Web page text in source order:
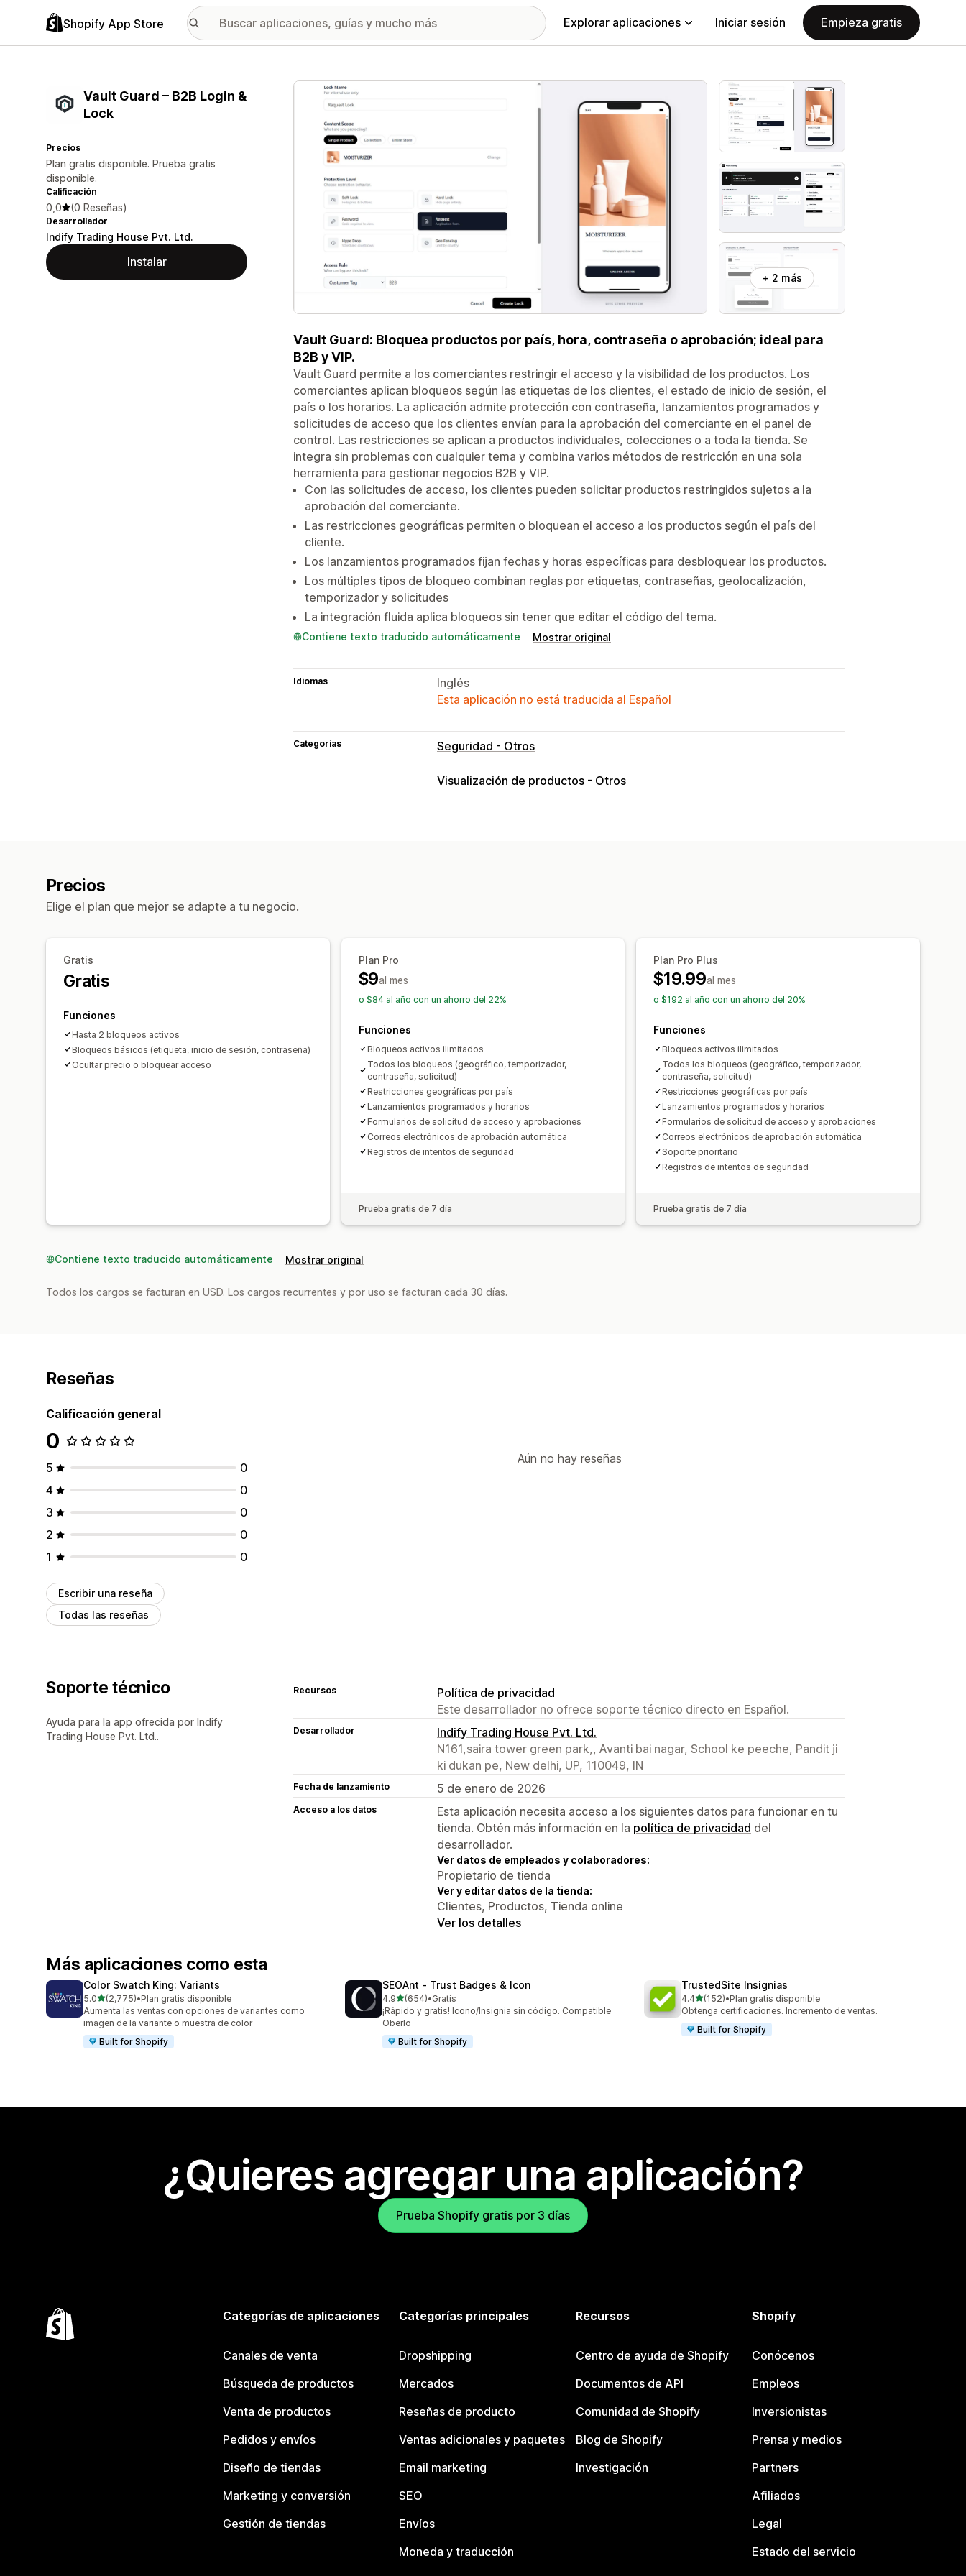
Shopify App Store Explorar aplicaciones Iniciar sesión Empieza gratis
Vault Guard – B2B Login &
Lock
Precios
Plan gratis disponible. Prueba gratis
disponible.
Calificación
0,0 (0 Reseñas)
Desarrollador
Indify Trading House Pvt. Ltd.
Instalar
Galería de imágenes destacadas
+ 2 más
Vault Guard: Bloquea productos por país, hora, contraseña o aprobación; ideal para
B2B y VIP.
Vault Guard permite a los comerciantes restringir el acceso y la visibilidad de los productos. Los
comerciantes aplican bloqueos según las etiquetas de los clientes, el estado de inicio de sesión, el
país o los horarios. La aplicación admite protección con contraseña, lanzamientos programados y
solicitudes de acceso que los clientes envían para la aprobación del comerciante en el panel de
control. Las restricciones se aplican a productos individuales, colecciones o a toda la tienda. Se
integra sin problemas con cualquier tema y combina varios métodos de restricción en una sola
herramienta para gestionar negocios B2B y VIP.
Con las solicitudes de acceso, los clientes pueden solicitar productos restringidos sujetos a la
aprobación del comerciante.
Las restricciones geográficas permiten o bloquean el acceso a los productos según el país del
cliente.
Los lanzamientos programados fijan fechas y horas específicas para desbloquear los productos.
Los múltiples tipos de bloqueo combinan reglas por etiquetas, contraseñas, geolocalización,
temporizador y solicitudes
La integración fluida aplica bloqueos sin tener que editar el código del tema.
Contiene texto traducido automáticamente Mostrar original
Idiomas
Inglés
Esta aplicación no está traducida al Español
Categorías Seguridad - Otros
Visualización de productos - Otros
Precios
Elige el plan que mejor se adapte a tu negocio.
Gratis
Gratis
Funciones
Hasta 2 bloqueos activos
Bloqueos básicos (etiqueta, inicio de sesión, contraseña)
Ocultar precio o bloquear acceso
Plan Pro
$9al mes
o $84 al año con un ahorro del 22%
Funciones
Bloqueos activos ilimitados
Todos los bloqueos (geográfico, temporizador,
contraseña, solicitud)
Restricciones geográficas por país
Lanzamientos programados y horarios
Formularios de solicitud de acceso y aprobaciones
Correos electrónicos de aprobación automática
Registros de intentos de seguridad
Prueba gratis de 7 día
Plan Pro Plus
$19.99al mes
o $192 al año con un ahorro del 20%
Funciones
Bloqueos activos ilimitados
Todos los bloqueos (geográfico, temporizador,
contraseña, solicitud)
Restricciones geográficas por país
Lanzamientos programados y horarios
Formularios de solicitud de acceso y aprobaciones
Correos electrónicos de aprobación automática
Soporte prioritario
Registros de intentos de seguridad
Prueba gratis de 7 día
Contiene texto traducido automáticamente Mostrar original
Todos los cargos se facturan en USD. Los cargos recurrentes y por uso se facturan cada 30 días.
Reseñas
Calificación general
0
5
0
4
0
3
0
2
0
1
0
Escribir una reseña
Todas las reseñas
Aún no hay reseñas
Soporte técnico
Ayuda para la app ofrecida por Indify
Trading House Pvt. Ltd..
Recursos
Política de privacidad
Este desarrollador no ofrece soporte técnico directo en Español.
Desarrollador
Indify Trading House Pvt. Ltd.
N161,saira tower green park,, Avanti bai nagar, School ke peeche, Pandit ji
ki dukan pe, New delhi, UP, 110049, IN
Fecha de lanzamiento 5 de enero de 2026
Acceso a los datos
Esta aplicación necesita acceso a los siguientes datos para funcionar en tu
tienda. Obtén más información en la política de privacidad del
desarrollador.
Ver datos de empleados y colaboradores:
Propietario de tienda
Ver y editar datos de la tienda:
Clientes, Productos, Tienda online
Ver los detalles
Más aplicaciones como esta
Color Swatch King: Variants
5.0de 5 estrellas
(2,775)
2775 reseñas en total
•Plan gratis disponible
Aumenta las ventas con opciones de variantes como
imagen de la variante o muestra de color
Built for Shopify
SEOAnt ‑ Trust Badges & Icon
4.9de 5 estrellas
(654)
654 reseñas en total
•Gratis
¡Rápido y gratis! Icono/Insignia sin código. Compatible
Oberlo
Built for Shopify
TrustedSite Insignias
4.4de 5 estrellas
(152)
152 reseñas en total
•Plan gratis disponible
Obtenga certificaciones. Incremento de ventas.
Built for Shopify
¿Quieres agregar una aplicación?
Prueba Shopify gratis por 3 días
Categorías de aplicaciones
Canales de venta
Búsqueda de productos
Venta de productos
Pedidos y envíos
Diseño de tiendas
Marketing y conversión
Gestión de tiendas
Categorías principales
Dropshipping
Mercados
Reseñas de producto
Ventas adicionales y paquetes
Email marketing
SEO
Envíos
Moneda y traducción
Recursos
Centro de ayuda de Shopify
Documentos de API
Comunidad de Shopify
Blog de Shopify
Investigación
Shopify
Conócenos
Empleos
Inversionistas
Prensa y medios
Partners
Afiliados
Legal
Estado del servicio